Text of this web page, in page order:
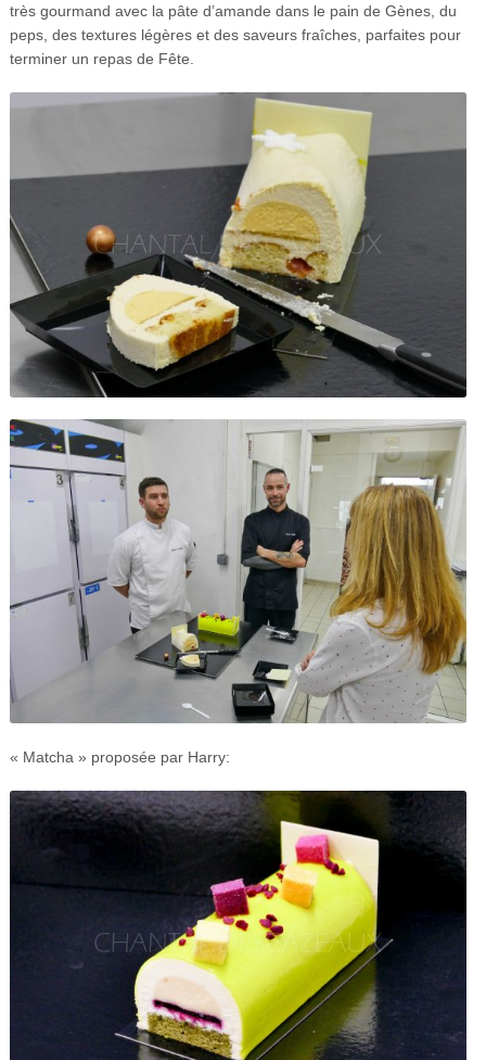
très gourmand avec la pâte d’amande dans le pain de Gènes, du
peps, des textures légères et des saveurs fraîches, parfaites pour
terminer un repas de Fête.
« Matcha » proposée par Harry: